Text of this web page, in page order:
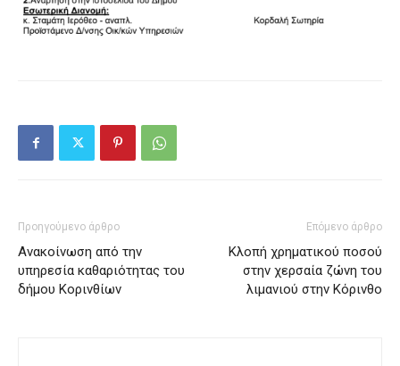
Προηγούμενο άρθρο
Ανακοίνωση από την
υπηρεσία καθαριότητας του
δήμου Κορινθίων
Επόμενο άρθρο
Κλοπή χρηματικού ποσού
στην χερσαία ζώνη του
λιμανιού στην Κόρινθο